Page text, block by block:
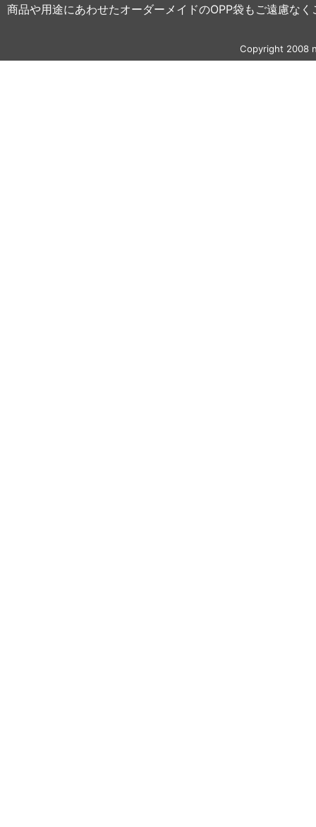
商品や用途にあわせたオーダーメイドのOPP袋もご遠慮な
Copyright 2008